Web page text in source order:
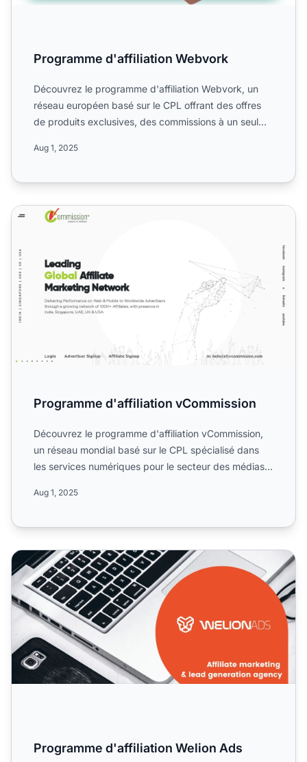
Programme d'affiliation Webvork
Découvrez le programme d'affiliation Webvork, un
réseau européen basé sur le CPL offrant des offres
de produits exclusives, des commissions à un seul
Aug 1, 2025
Programme d'affiliation vCommission
Programme d'affiliation vCommission
Découvrez le programme d'affiliation vCommission,
un réseau mondial basé sur le CPL spécialisé dans
les services numériques pour le secteur des médias
Aug 1, 2025
Programme d'affiliation Welion Ads
Programme d'affiliation Welion Ads